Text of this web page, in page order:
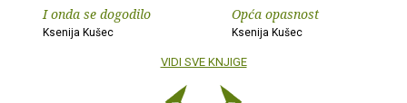
I onda se dogodilo
Ksenija Kušec
Opća opasnost
Ksenija Kušec
VIDI SVE KNJIGE